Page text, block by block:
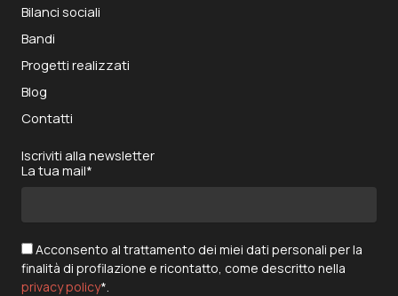
Bilanci sociali
Bandi
Progetti realizzati
Blog
Contatti
Iscriviti alla newsletter
La tua mail*
Acconsento al trattamento dei miei dati personali per la
finalità di profilazione e ricontatto, come descritto nella
privacy policy*.